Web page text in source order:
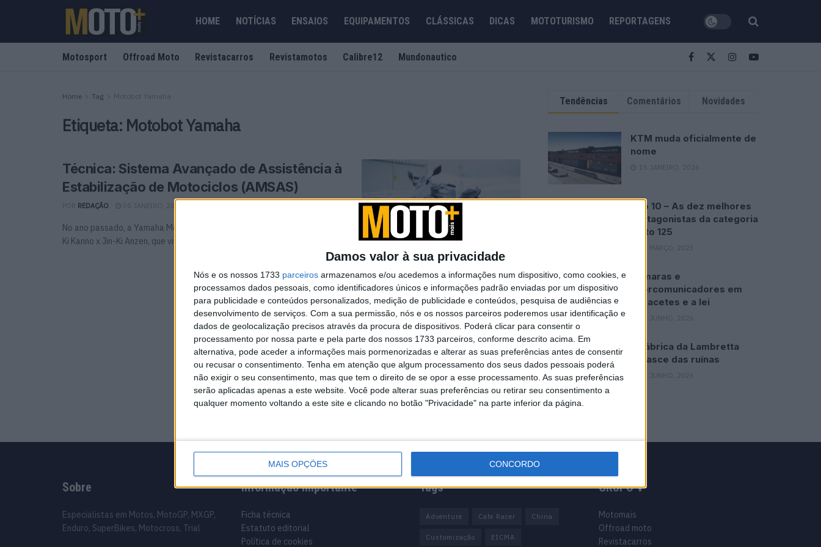
Damos valor à sua privacidade
Nós e os nossos 1733 parceiros armazenamos e/ou acedemos a informações num dispositivo, como cookies, e
processamos dados pessoais, como identificadores únicos e informações padrão enviadas por um dispositivo
para publicidade e conteúdos personalizados, medição de publicidade e conteúdos, pesquisa de audiências e
desenvolvimento de serviços. Com a sua permissão, nós e os nossos parceiros poderemos usar identificação e
dados de geolocalização precisos através da procura de dispositivos. Poderá clicar para consentir o
processamento por nossa parte e pela parte dos nossos 1733 parceiros, conforme descrito acima. Em
alternativa, pode aceder a informações mais pormenorizadas e alterar as suas preferências antes de consentir
ou recusar o consentimento. Tenha em atenção que algum processamento dos seus dados pessoais poderá
não exigir o seu consentimento, mas que tem o direito de se opor a esse processamento. As suas preferências
serão aplicadas apenas a este website. Você pode alterar suas preferências ou retirar seu consentimento a
qualquer momento voltando a este site e clicando no botão "Privacidade" na parte inferior da página.
MAIS OPÇÕES CONCORDO
HOME NOTÍCIAS ENSAIOS EQUIPAMENTOS CLÁSSICAS DICAS MOTOTURISMO REPORTAGENS
Motosport Offroad Moto Revistacarros Revistamotos Calibre12 Mundonautico
Home Tag Motobot Yamaha
Etiqueta: Motobot Yamaha
Técnica: Sistema Avançado de Assistência à
Estabilização de Motociclos (AMSAS)
REDAÇÃO 30 JANEIRO, 2025
No ano passado, a Yamaha Motor anunciou a sua visão de segurança Jin-
Ki Kanno x Jin-Ki Anzen, que visa criar ...
Tendências Comentários Novidades
KTM muda oficialmente de
nome
15 JANEIRO, 2026
Top 10 – As dez melhores
protagonistas da categoria
Moto 125
10 MARÇO, 2023
Câmaras e
intercomunicadores em
capacetes e a lei
16 JUNHO, 2026
A fábrica da Lambretta
renasce das ruínas
21 JUNHO, 2026
Sobre
Especialistas em Motos, MotoGP, MXGP,
Enduro, SuperBikes, Motocross, Trial
Informação importante
Ficha técnica
Estatuto editorial
Política de cookies
Tags
Adventure Cafe Racer China
Customização EICMA
GRUPO V
Motomais
Offroad moto
Revistacarros